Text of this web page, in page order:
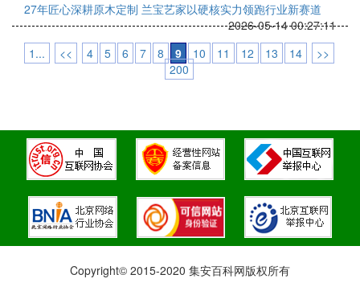
27年匠心深耕原木定制 兰宝艺家以硬核实力领跑行业新赛道
2026-05-14 00:27:11
1...
<< 4 5 6 7 8 9 10 11 12 13 14
>>
200
Copyright© 2015-2020 集安百科网版权所有